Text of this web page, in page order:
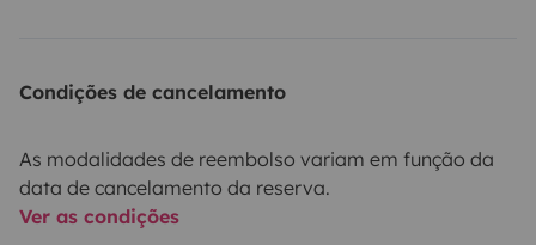
Condições de cancelamento
As modalidades de reembolso variam em função da
data de cancelamento da reserva.
Ver as condições